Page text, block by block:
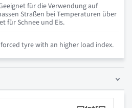
für die Verwendung auf
Straßen bei Temperaturen über
für Schnee und Eis.
tyre with an higher load index.